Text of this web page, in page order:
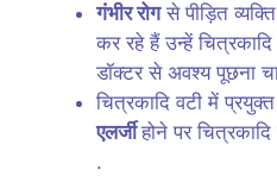
गंभीर रोगसे पीड़ित
कर रहे हैं उन्हें
डॉक्टर से अवश्य पूछना
चित्रकादि वटी में
एलर्जीहोने पर
.